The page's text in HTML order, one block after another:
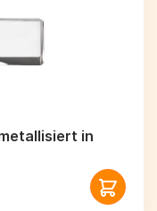
in